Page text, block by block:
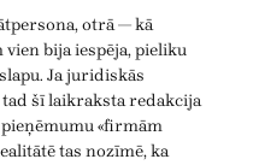
otrā — kā
bija iespēja, pieliku
Ja juridiskās
šī laikraksta redakcija
«firmām
tas nozīmē, ka